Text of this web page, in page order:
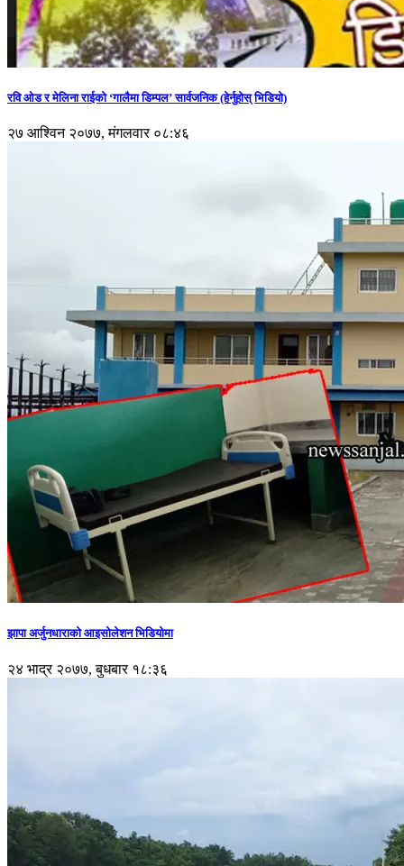
रवि ओड र मेलिना राईको ‘गालैमा डिम्पल’ सार्वजनिक (हेर्नुहोस् भिडियो)
२७ आश्विन २०७७, मंगलवार ०८:४६
झापा अर्जुनधाराको आइसोलेशन भिडियोमा
२४ भाद्र २०७७, बुधबार १८:३६